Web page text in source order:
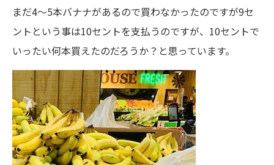
まだ4〜5本バナナがあるので買わなかったのですが9セ
ントという事は10セントを支払うのですが、10セントで
いったい何本買えたのだろうか？と思っています。